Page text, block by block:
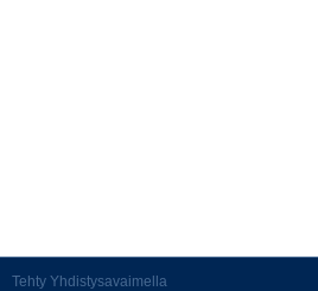
Tehty Yhdistysavaimella